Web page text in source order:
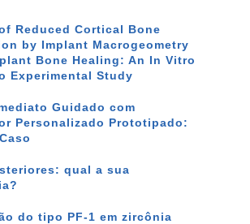
Reduced Cortical Bone
by Implant Macrogeometry
Bone Healing: An In Vitro
Experimental Study
Guidado com
Personalizado Prototipado:
qual a sua
do tipo PF-1 em zircônia